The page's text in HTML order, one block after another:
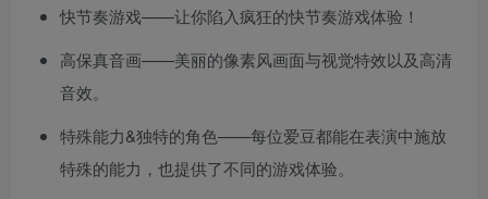
快节奏游戏——让你陷入疯狂的快节奏游戏体验！
高保真音画——美丽的像素风画面与视觉特效以及高清
音效。
特殊能力&独特的角色——每位爱豆都能在表演中施放
特殊的能力，也提供了不同的游戏体验。